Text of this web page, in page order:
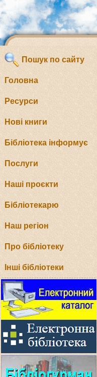
Пошук по сайту
Головна
Ресурси
Нові книги
Бібліотека інформує
Послуги
Наші проєкти
Бібліотекарю
Наш регіон
Про бібліотеку
Інші бібліотеки